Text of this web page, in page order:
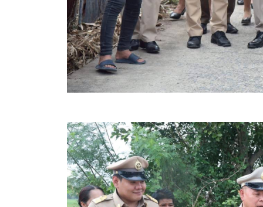
ข้อบัญญัติงบประมาณรายจ่ายประจำปี ของ อบจ.สุ
ข้อบัญญัติอื่นๆ ของ อบจ.สุพรรณบุรี
รายงานการประชุมสภา อบจ.สุพรรณบุรี
รายงานรายรับรายจ่าย อบจ.สุพรรณบุรี
รายงานการติดตามและประเมินผลแผนพัฒนาท้อง
สรุปผลการประเมินความพึงพอใจ